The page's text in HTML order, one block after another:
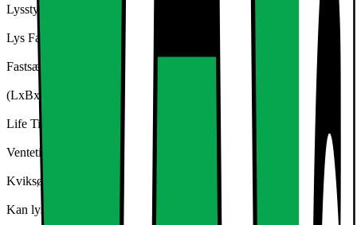
Lysstyrke: ca 10.000 lumen
Lys Farve: Varm hvid
Fastsættelse: ca.Ø 6,2 cm
(LxBxH): 70 x 24,5 x 7,5 cm
Life Time: std 50.000
Ventetid: <0,2 s = 100%
Kviksølv-fri: 0 g Hg
Kan lysdæmpes: Nej